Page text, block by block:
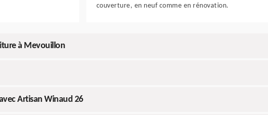
couverture, en neuf comme en rénovation.
à Mevouillon
Artisan Winaud 26